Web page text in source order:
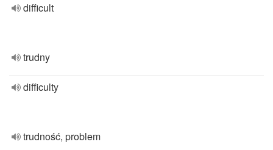
difficult
trudny
difficulty
trudność, problem